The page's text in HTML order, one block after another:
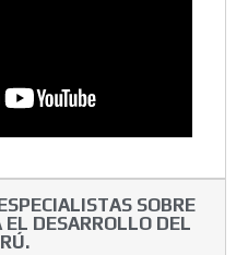
SOBRE
DESARROLLO DEL